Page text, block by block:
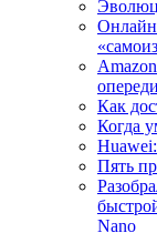
Как
Когда
Пять
Nano